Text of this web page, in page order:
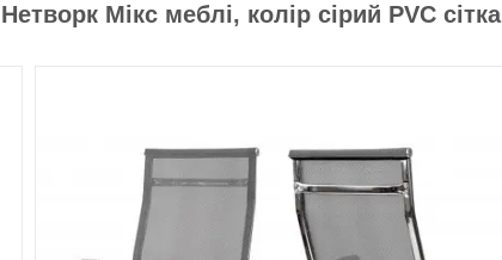
Мікс меблі, колір сірий PVC сітка